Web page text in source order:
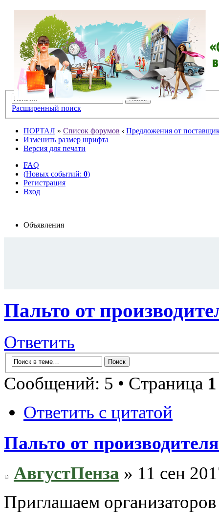
Расширенный поиск
ПОРТАЛ » Список форумов ‹ Предложения от
Изменить размер шрифта
Версия для печати
FAQ
(Новых событий: 0)
Регистрация
Вход
Объявления
Пальто от
Ответить
Сообщений: 5 • Страница 1
Ответить с цитатой
Пальто от
АвгустПенза » 11 сен
Приглашаем